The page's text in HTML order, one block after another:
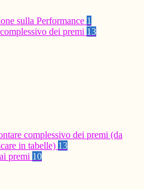
sulla Performance 1
dei premi 13
complessivo dei premi (da
in tabelle) 13
premi 10